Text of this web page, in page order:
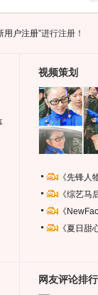
用户注册”进行注册！
视频策划
《先锋
《综艺
《
《夏日
网友评论排行